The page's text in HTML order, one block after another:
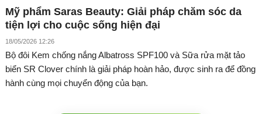
Mỹ phẩm Saras Beauty: Giải pháp chăm sóc da
tiện lợi cho cuộc sống hiện đại
18/05/2026 12:26
Bộ đôi Kem chống nắng Albatross SPF100 và Sữa rửa mặt tảo
biển SR Clover chính là giải pháp hoàn hảo, được sinh ra để đồng
hành cùng mọi chuyển động của bạn.